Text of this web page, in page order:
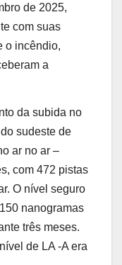
de 2025,
com suas
o incêndio,
a
da subida no
sudeste de
ar no ar –
com 472 pistas
O nível seguro
nanogramas
três meses.
de LA -A era